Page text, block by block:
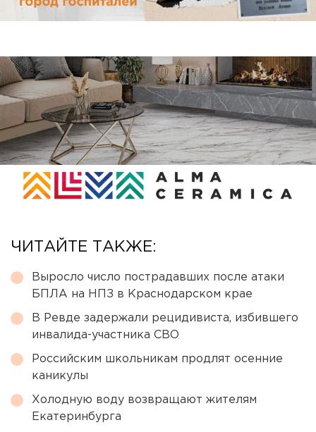
ЧИТАЙТЕ ТАКЖЕ:
Выросло число пострадавших после атаки
БПЛА на НПЗ в Краснодарском крае
В Ревде задержали рецидивиста, избившего
инвалида-участника СВО
Российским школьникам продлят осенние
каникулы
Холодную воду возвращают жителям
Екатеринбурга